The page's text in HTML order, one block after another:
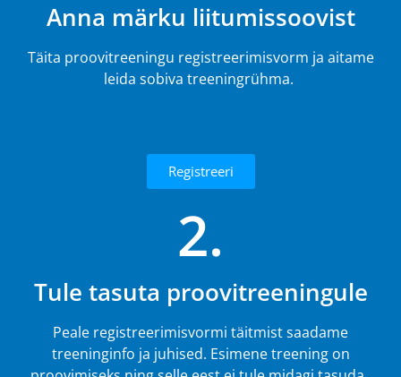
Anna märku liitumissoovist
Täita proovitreeningu registreerimisvorm ja aitame
leida sobiva treeningrühma.
Registreeri
2.
Tule tasuta proovitreeningule
Peale registreerimisvormi täitmist saadame
treeninginfo ja juhised. Esimene treening on